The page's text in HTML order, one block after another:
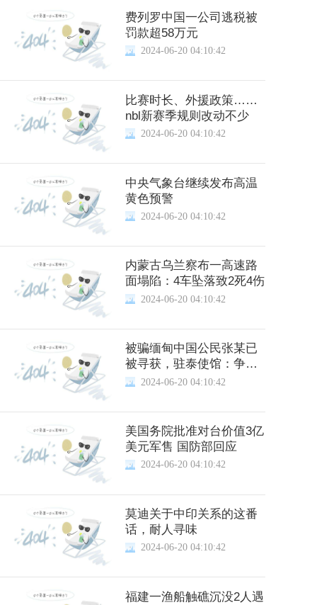
费列罗中国一公司逃税被
罚款超58万元
2024-06-20 04:10:42
比赛时长、外援政策……
nbl新赛季规则改动不少
2024-06-20 04:10:42
中央气象台继续发布高温
黄色预警
2024-06-20 04:10:42
内蒙古乌兰察布一高速路
面塌陷：4车坠落致2死4伤
2024-06-20 04:10:42
被骗缅甸中国公民张某已
被寻获，驻泰使馆：争取
尽快安排其回国
2024-06-20 04:10:42
美国务院批准对台价值3亿
美元军售 国防部回应
2024-06-20 04:10:42
莫迪关于中印关系的这番
话，耐人寻味
2024-06-20 04:10:42
福建一渔船触礁沉没2人遇